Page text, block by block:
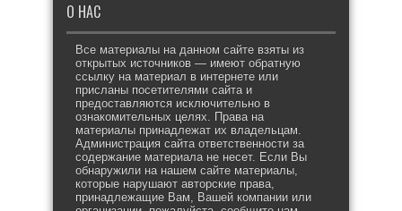
О НАС
Все материалы на данном сайте взяты из
открытых источников — имеют обратную
ссылку на материал в интернете или
присланы посетителями сайта и
предоставляются исключительно в
ознакомительных целях. Права на
материалы принадлежат их владельцам.
Администрация сайта ответственности за
содержание материала не несет. Если Вы
обнаружили на нашем сайте материалы,
которые нарушают авторские права,
принадлежащие Вам, Вашей компании или